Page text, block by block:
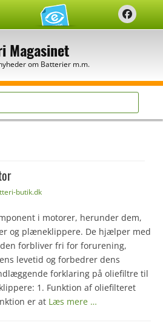
Magasinet
om Batterier m.m.
butik.dk
i motorer, herunder dem,
og plæneklippere. De hjælper med
forbliver fri for forurening,
levetid og forbedrer dens
forklaring på oliefiltre til
1. Funktion af oliefilteret
er at Læs mere …